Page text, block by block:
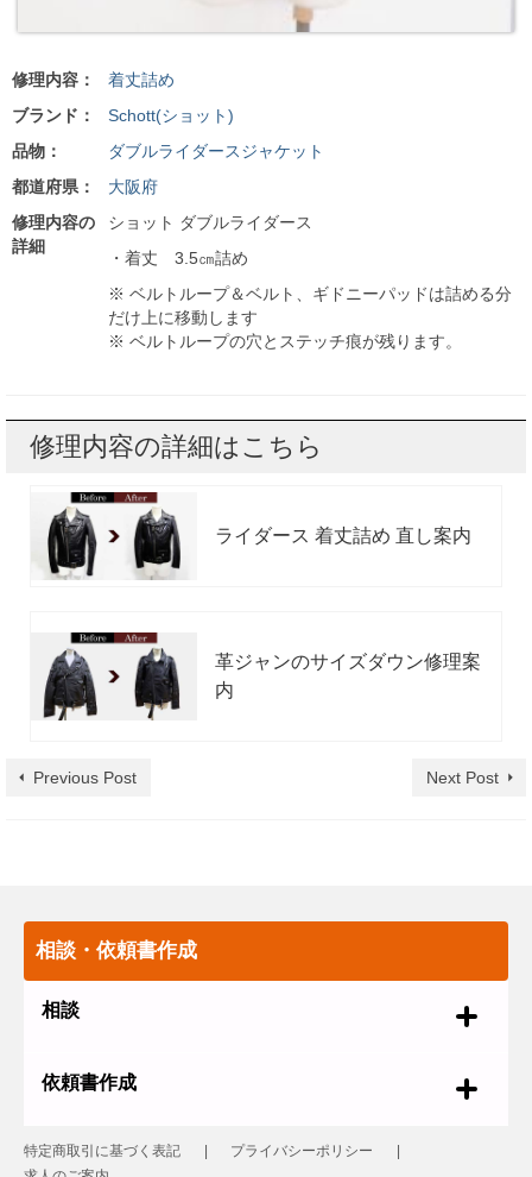
修理内容：
着丈詰め
ブランド：
Schott(ショット)
品物：
ダブルライダースジャケット
都道府県：
大阪府
修理内容の
詳細
ショット ダブルライダース
・着丈 3.5㎝詰め
※ ベルトループ＆ベルト、ギドニーパッドは詰める分
だけ上に移動します
※ ベルトループの穴とステッチ痕が残ります。
修理内容の詳細はこちら
ライダース 着丈詰め 直し案内
革ジャンのサイズダウン修理案
内
Previous Post Next Post
相談・依頼書作成
相談
依頼書作成
特定商取引に基づく表記
プライバシーポリシー